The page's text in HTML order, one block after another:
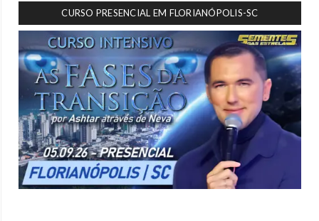
CURSO PRESENCIAL EM FLORIANÓPOLIS-SC